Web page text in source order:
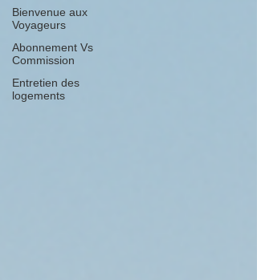
Bienvenue aux
Voyageurs
Abonnement Vs
Commission
Entretien des
logements